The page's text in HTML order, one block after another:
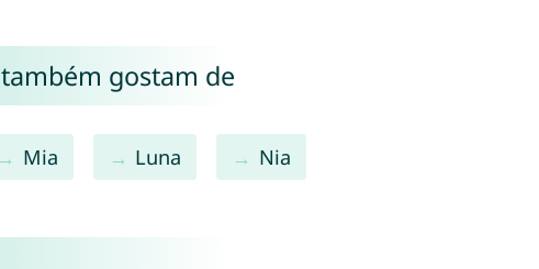
gostam de
Mia Luna Nia